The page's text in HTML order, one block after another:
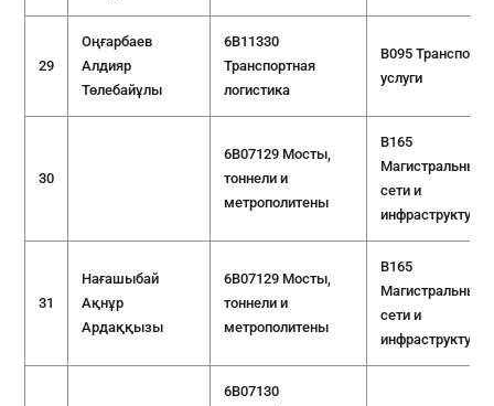
29
Оңғарбаев
Алдияр
Төлебайұлы
6B11330
Транспортная
логистика
B095
услуги
30
6B07129 Мосты,
тоннели и
метрополитены
B165
Магистральные
сети и
инфраструктура
31
Нағашыбай
Ақнұр
Ардаққызы
6B07129 Мосты,
тоннели и
метрополитены
B165
Магистральные
сети и
инфраструктура
6B07130